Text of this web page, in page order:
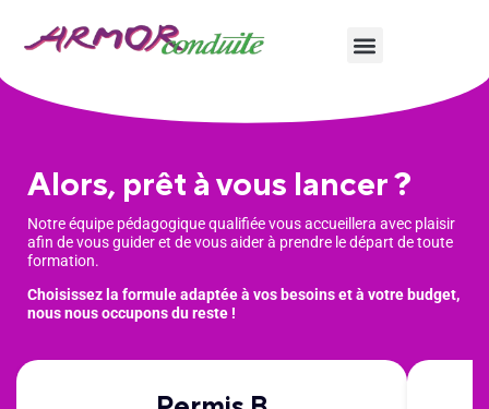
Alors, prêt à vous lancer ?
Notre équipe pédagogique qualifiée vous accueillera avec plaisir
afin de vous guider et de vous aider à prendre le départ de toute
formation.
Choisissez la formule adaptée à vos besoins et à votre budget,
nous nous occupons du reste !